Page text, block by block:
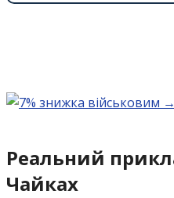
Реальний
Чайках